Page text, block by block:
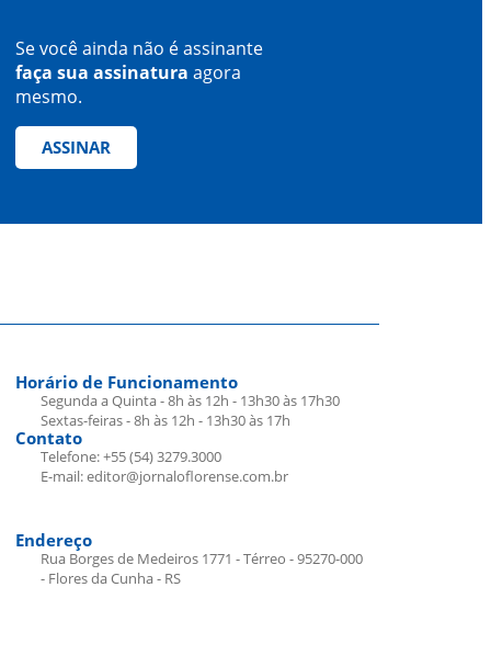
Se você ainda não é assinante
faça sua assinatura agora
mesmo.
ASSINAR
Horário de Funcionamento
Segunda a Quinta - 8h às 12h - 13h30 às 17h30
Sextas-feiras - 8h às 12h - 13h30 às 17h
Contato
Telefone: +55 (54) 3279.3000
E-mail: editor@jornaloflorense.com.br
Endereço
Rua Borges de Medeiros 1771 - Térreo - 95270-000
- Flores da Cunha - RS